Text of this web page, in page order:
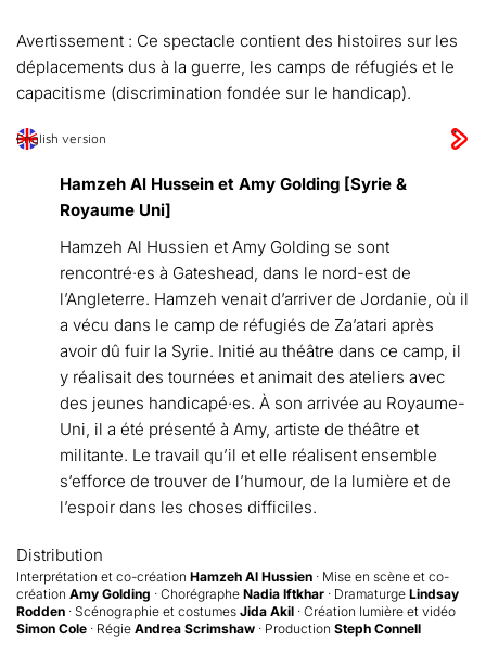
Avertissement : Ce spectacle contient des histoires sur les
déplacements dus à la guerre, les camps de réfugiés et le
capacitisme (discrimination fondée sur le handicap).
English version
Hamzeh Al Hussein et Amy Golding [Syrie &
Royaume Uni]
Hamzeh Al Hussien et Amy Golding se sont
rencontré·es à Gateshead, dans le nord-est de
l’Angleterre. Hamzeh venait d’arriver de Jordanie, où il
a vécu dans le camp de réfugiés de Za’atari après
avoir dû fuir la Syrie. Initié au théâtre dans ce camp, il
y réalisait des tournées et animait des ateliers avec
des jeunes handicapé·es. À son arrivée au Royaume-
Uni, il a été présenté à Amy, artiste de théâtre et
militante. Le travail qu’il et elle réalisent ensemble
s’efforce de trouver de l’humour, de la lumière et de
l’espoir dans les choses difficiles.
Distribution
Interprétation et co-création Hamzeh Al Hussien · Mise en scène et co-
création Amy Golding · Chorégraphe Nadia Iftkhar · Dramaturge Lindsay
Rodden · Scénographie et costumes Jida Akil · Création lumière et vidéo
Simon Cole · Régie Andrea Scrimshaw · Production Steph Connell